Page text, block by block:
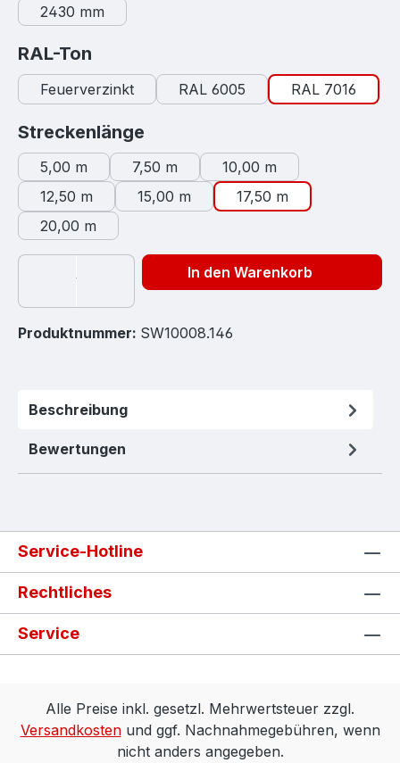
2430 mm
RAL-Ton
Feuerverzinkt RAL 6005 RAL 7016
Streckenlänge
5,00 m 7,50 m
10,00 m
12,50 m
15,00 m
17,50 m
20,00 m
In den Warenkorb
Produktnummer: SW10008.146
Beschreibung
Bewertungen
Service-Hotline
Rechtliches
Service
Alle Preise inkl. gesetzl. Mehrwertsteuer zzgl.
Versandkostenund ggf. Nachnahmegebühren, wenn
nicht anders angegeben.